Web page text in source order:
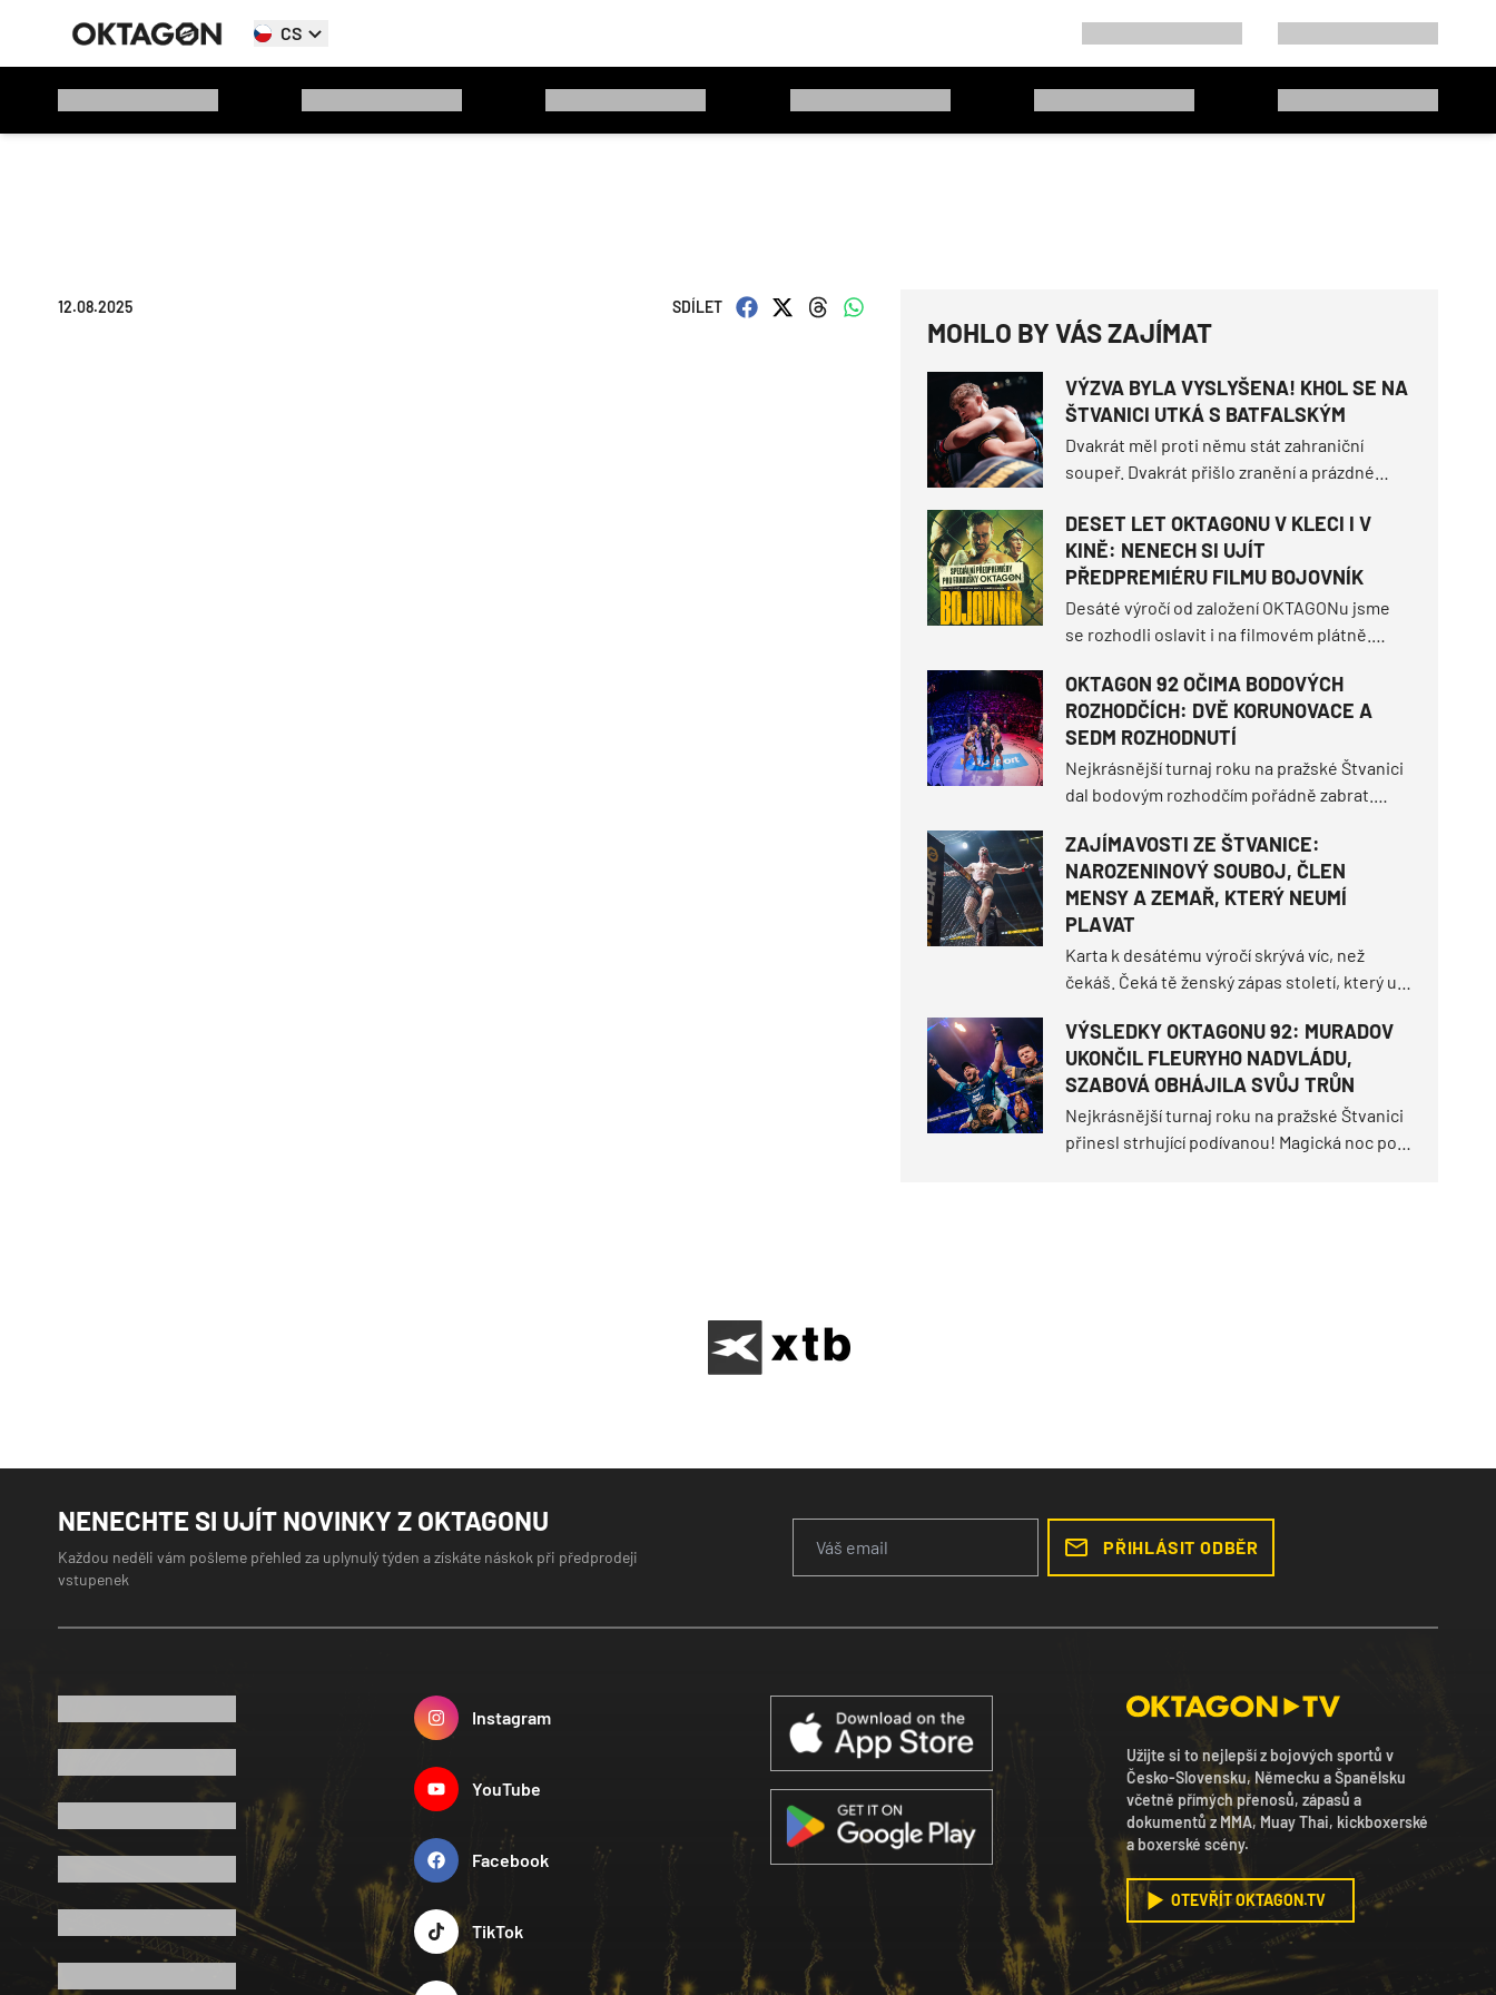
CS
12.08.2025 SDÍLET
MOHLO BY VÁS ZAJÍMAT
VÝZVA BYLA VYSLYŠENA! KHOL SE NA
ŠTVANICI UTKÁ S BATFALSKÝM
Dvakrát měl proti němu stát zahraniční
soupeř. Dvakrát přišlo zranění a prázdné
největších talentů domácí scény zůstane na
Štvanici bez zápasu, ozval se hlas z
Podkrkonoší.
DESET LET OKTAGONU V KLECI I V
KINĚ: NENECH SI UJÍT
PŘEDPREMIÉRU FILMU BOJOVNÍK
Desáté výročí od založení OKTAGONu jsme
se rozhodli oslavit i na filmovém plátně.
film z prostředí MMA – BOJOVNÍK, který 13.
srpna vstoupí do českých kin. Než se tak
stane, můžeš být mezi úplně prvními diváky.
OKTAGON 92 OČIMA BODOVÝCH
ROZHODČÍCH: DVĚ KORUNOVACE A
SEDM ROZHODNUTÍ
Nejkrásnější turnaj roku na pražské Štvanici
dal bodovým rozhodčím pořádně zabrat.
limitem, ale hned sedm z deseti duelů
muselo nakonec rozseknout skóre na
kartách.
ZAJÍMAVOSTI ZE ŠTVANICE:
NAROZENINOVÝ SOUBOJ, ČLEN
MENSY A ZEMAŘ, KTERÝ NEUMÍ
PLAVAT
Karta k desátému výročí skrývá víc, než
čekáš. Čeká tě ženský zápas století, který už
postavený mužský souboj v historii
organizace a hned devět bojovníků se na
ostrov vrací.
VÝSLEDKY OKTAGONU 92: MURADOV
UKONČIL FLEURYHO NADVLÁDU,
SZABOVÁ OBHÁJILA SVŮJ TRŮN
Nejkrásnější turnaj roku na pražské Štvanici
přinesl strhující podívanou! Magická noc pod
NENECHTE SI UJÍT NOVINKY Z OKTAGONU
Každou neděli vám pošleme přehled za uplynulý týden a získáte náskok při předprodeji
vstupenek
PŘIHLÁSIT ODBĚR
Instagram
YouTube
Facebook
TikTok
Užijte si to nejlepší z bojových sportů v
Česko-Slovensku, Německu a Španělsku
včetně přímých přenosů, zápasů a
dokumentů z MMA, Muay Thai, kickboxerské
a boxerské scény.
OTEVŘÍT OKTAGON.TV